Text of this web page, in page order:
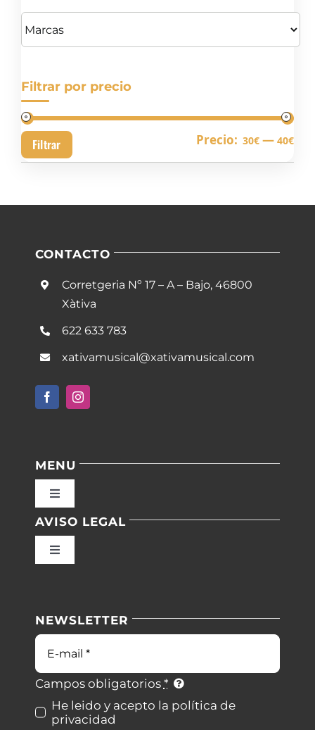
Filtrar por precio
Filtrar Precio: 30€ — 40€
CONTACTO
Corretgeria Nº 17 – A – Bajo, 46800
Xàtiva
622 633 783
xativamusical@xativamusical.com
MENU
Toggle
Inicio
Blog
Contacto
AVISO LEGAL
Toggle
Condiciones de uso
Ley de cookies
Desistimiento
NEWSLETTER
Correo
electrónico
Campos obligatorios *
He leido y acepto la política de
privacidad